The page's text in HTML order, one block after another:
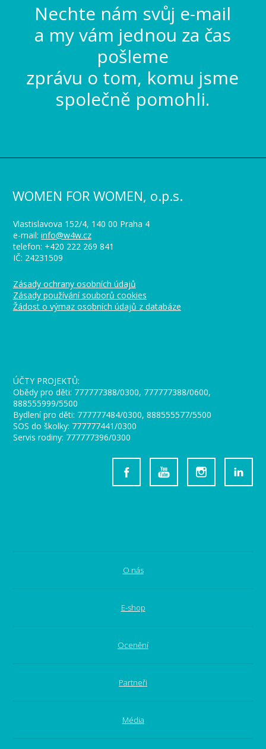
Nechte nám svůj e-mail
a my vám jednou za čas
pošleme
zprávu o tom, komu jsme
společně pomohli.
WOMEN FOR WOMEN, o.p.s.
Vlastislavova 152/4, 140 00 Praha 4
e-mail: info@w4w.cz
telefon: +420 222 269 841
IČ: 24231509
Zásady ochrany osobních údajů
Zásady používání souborů cookies
Žádost o výmaz osobních údajů z databáze
ÚČTY PROJEKTŮ:
Obědy pro děti: 777777388/0300, 777777388/0600,
888555999/5500
Bydlení pro děti: 777777484/0300, 888555577/5500
SOS do školky: 777777441/0300
Servis rodiny: 777777396/0300
O nás
E-shop
Ocenění
Partneři
Média